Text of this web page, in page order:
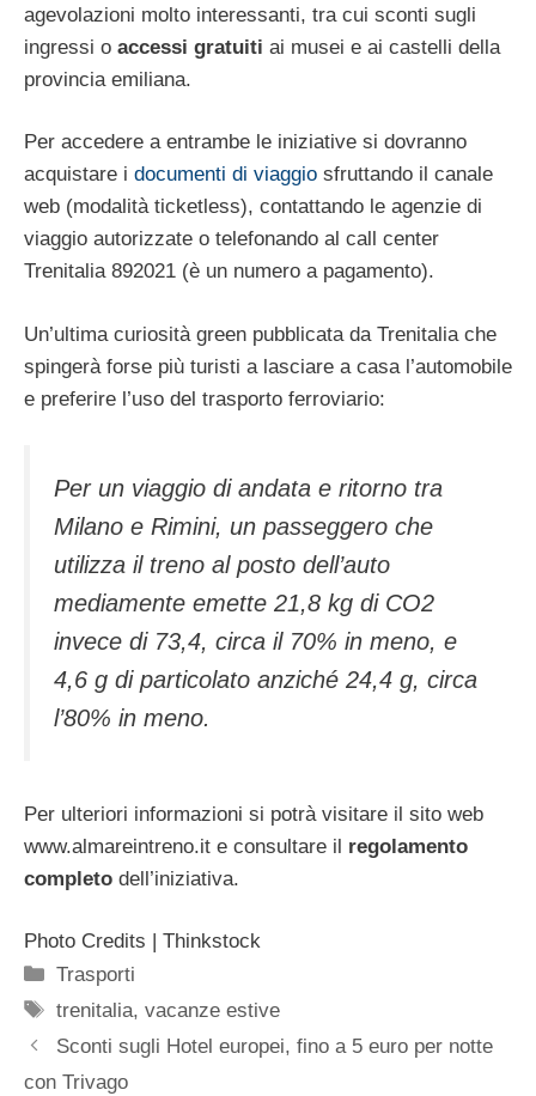
agevolazioni molto interessanti, tra cui sconti sugli
ingressi o accessi gratuiti ai musei e ai castelli della
provincia emiliana.
Per accedere a entrambe le iniziative si dovranno
acquistare i documenti di viaggio sfruttando il canale
web (modalità ticketless), contattando le agenzie di
viaggio autorizzate o telefonando al call center
Trenitalia 892021 (è un numero a pagamento).
Un’ultima curiosità green pubblicata da Trenitalia che
spingerà forse più turisti a lasciare a casa l’automobile
e preferire l’uso del trasporto ferroviario:
Per un viaggio di andata e ritorno tra
Milano e Rimini, un passeggero che
utilizza il treno al posto dell’auto
mediamente emette 21,8 kg di CO2
invece di 73,4, circa il 70% in meno, e
4,6 g di particolato anziché 24,4 g, circa
l’80% in meno.
Per ulteriori informazioni si potrà visitare il sito web
www.almareintreno.it e consultare il regolamento
completo dell’iniziativa.
Photo Credits | Thinkstock
Categorie
Trasporti
Tag
trenitalia,vacanze estive
Sconti sugli Hotel europei, fino a 5 euro per notte
con Trivago